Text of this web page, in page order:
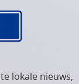
lokale nieuws,